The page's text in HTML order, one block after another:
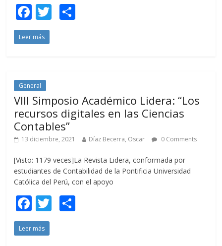
F
ac
e
o
o
k
T
r
Leer más
General
VIII Simposio Académico Lidera: “Los
recursos digitales en las Ciencias
Contables”
13 diciembre, 2021 Díaz Becerra, Oscar 0 Comments
[Visto: 1179 veces]La Revista Lidera, conformada por
estudiantes de Contabilidad de la Pontificia Universidad
Católica del Perú, con el apoyo
F
ac
e
T
Leer más